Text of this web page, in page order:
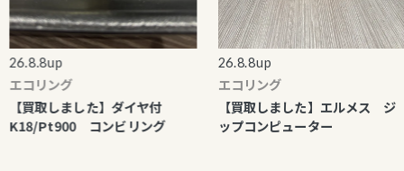
コリング
買取しました】ダイヤ付
Pt900 コンビリング
26.8.8up
エコリング
【買取しました】エルメス ジ
ップコンピューター